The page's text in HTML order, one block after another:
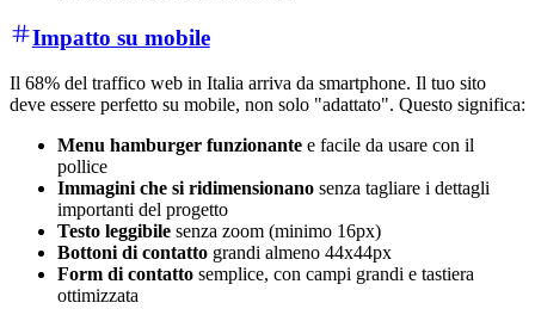
Impatto su mobile
Il 68% del traffico web in Italia arriva da smartphone. Il tuo sito
deve essere perfetto su mobile, non solo "adattato". Questo significa:
Menu hamburger funzionante e facile da usare con il
pollice
Immagini che si ridimensionano senza tagliare i dettagli
importanti del progetto
Testo leggibile senza zoom (minimo 16px)
Bottoni di contatto grandi almeno 44x44px
Form di contatto semplice, con campi grandi e tastiera
ottimizzata